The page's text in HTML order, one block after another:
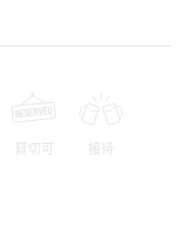
貸切可 接待